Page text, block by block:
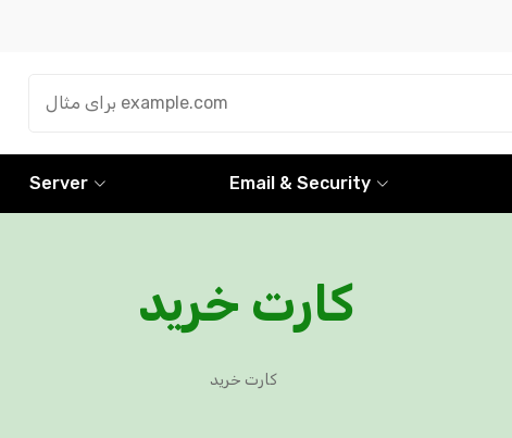
Server Email & Security
کارت خرید
کارت خرید